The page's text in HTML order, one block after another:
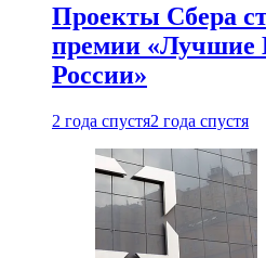
Проекты Сбера
премии «Лучшие
России»
2 года спустя2 года спустя